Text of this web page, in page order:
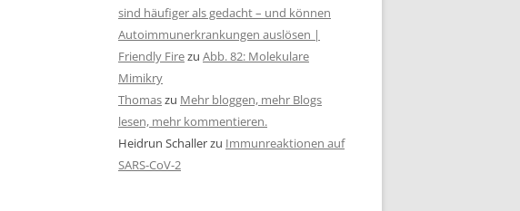
sind häufiger als gedacht – und können
Autoimmunerkrankungen auslösen |
Friendly Firezu Abb. 82: Molekulare
Mimikry
Thomaszu Mehr bloggen, mehr Blogs
lesen, mehr kommentieren.
Heidrun Schallerzu Immunreaktionen auf
SARS-CoV-2